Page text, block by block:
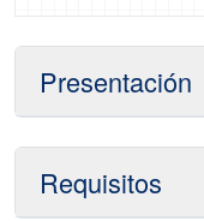
Presentación
Requisitos